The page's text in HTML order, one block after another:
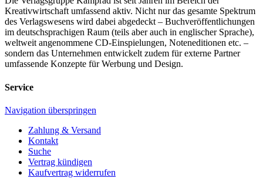
Kreativwirtschaft umfassend aktiv. Nicht nur das gesamte Spektrum
des Verlagswesens wird dabei abgedeckt – Buchveröffentlichungen
im deutschsprachigen Raum (teils aber auch in englischer Sprache),
weltweit angenommene CD-Einspielungen, Noteneditionen etc. –
sondern das Unternehmen entwickelt zudem für externe Partner
umfassende Konzepte für Werbung und Design.
Service
Navigation überspringen
Zahlung & Versand
Kontakt
Suche
Vertrag kündigen
Kaufvertrag widerrufen